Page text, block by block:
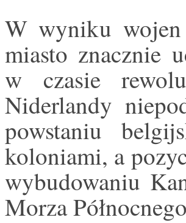
W wyniku
miasto znacznie
w czasie
Niderlandy
powstaniu
koloniami, a
wybudowaniu
Morza